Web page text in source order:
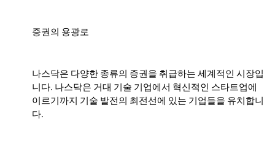
증권의 용광로
나스닥은 다양한 종류의 증권을 취급하는 세계적인 시장입
니다. 나스닥은 거대 기술 기업에서 혁신적인 스타트업에
이르기까지 기술 발전의 최전선에 있는 기업들을 유치합니
다.